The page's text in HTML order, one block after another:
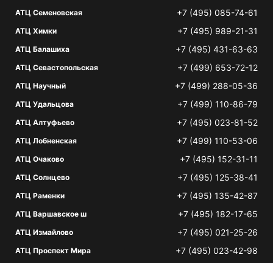
АТЦ Семеновская +7 (495) 085-74-61
АТЦ Химки +7 (495) 989-21-31
АТЦ Балашиха +7 (495) 431-63-63
АТЦ Севастопольская +7 (499) 653-72-12
АТЦ Научный +7 (499) 288-05-36
АТЦ Удальцова +7 (499) 110-86-79
АТЦ Алтуфьево +7 (495) 023-81-52
АТЦ Лобненская +7 (499) 110-53-06
АТЦ Очаково +7 (495) 152-31-11
АТЦ Солнцево +7 (495) 125-38-41
АТЦ Раменки +7 (495) 135-42-87
АТЦ Варшавское ш +7 (495) 182-17-65
АТЦ Измайлово +7 (495) 021-25-26
АТЦ Проспект Мира +7 (495) 023-42-98